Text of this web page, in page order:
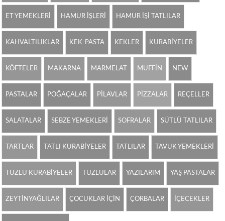
ET YEMEKLERİ HAMUR İŞLERİ HAMUR İŞİ TATLILAR
KAHVALTILIKLAR KEK-PASTA KEKLER KURABİYELER
KÖFTELER MAKARNA MARMELAT MUFFİN NEW
PASTALAR POĞAÇALAR PİLAVLAR PİZZALAR REÇELLER
SALATALAR SEBZE YEMEKLERİ SOFRALAR SÜTLÜ TATLILAR
TARTLAR TATLI KURABİYELER TATLILAR TAVUK YEMEKLERİ
TUZLU KURABİYELER TUZLULAR YAZILARIM YAŞ PASTALAR
ZEYTİNYAĞLILAR ÇOCUKLAR İÇİN ÇORBALAR İÇECEKLER